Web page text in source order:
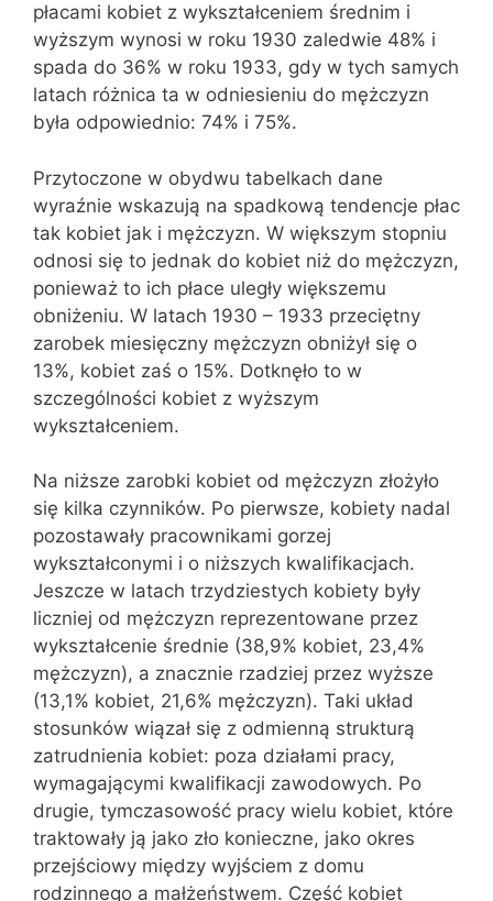
płacami kobiet z wykształceniem średnim i
wyższym wynosi w roku 1930 zaledwie 48% i
spada do 36% w roku 1933, gdy w tych samych
latach różnica ta w odniesieniu do mężczyzn
była odpowiednio: 74% i 75%.
Przytoczone w obydwu tabelkach dane
wyraźnie wskazują na spadkową tendencje płac
tak kobiet jak i mężczyzn. W większym stopniu
odnosi się to jednak do kobiet niż do mężczyzn,
ponieważ to ich płace uległy większemu
obniżeniu. W latach 1930 – 1933 przeciętny
zarobek miesięczny mężczyzn obniżył się o
13%, kobiet zaś o 15%. Dotknęło to w
szczególności kobiet z wyższym
wykształceniem.
Na niższe zarobki kobiet od mężczyzn złożyło
się kilka czynników. Po pierwsze, kobiety nadal
pozostawały pracownikami gorzej
wykształconymi i o niższych kwalifikacjach.
Jeszcze w latach trzydziestych kobiety były
liczniej od mężczyzn reprezentowane przez
wykształcenie średnie (38,9% kobiet, 23,4%
mężczyzn), a znacznie rzadziej przez wyższe
(13,1% kobiet, 21,6% mężczyzn). Taki układ
stosunków wiązał się z odmienną strukturą
zatrudnienia kobiet: poza działami pracy,
wymagającymi kwalifikacji zawodowych. Po
drugie, tymczasowość pracy wielu kobiet, które
traktowały ją jako zło konieczne, jako okres
przejściowy między wyjściem z domu
rodzinnego a małżeństwem. Część kobiet